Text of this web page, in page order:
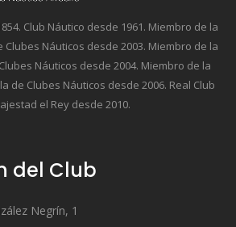
Club Náutico desde 1961. Miembro de la
Clubes Náuticos desde 2003. Miembro de la
Náuticos desde 2004. Miembro de la
de Clubes Náuticos desde 2006. Real Club
el Rey desde 2010.
del Club
Negrín, 1